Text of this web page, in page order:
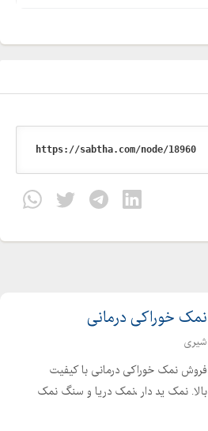
نمک خوراکی درمانی
شیری
فروش نمک خوراکی درمانی با کیفیت
بالا. نمک ید دار ،نمک دریا و سنگ نمک